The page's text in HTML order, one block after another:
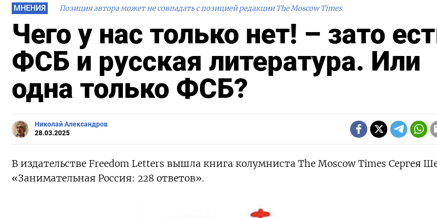
МНЕНИЯ Позиция автора может не совпадать с позицией редакции The Moscow Times.
Чего у нас только нет! – зато
ФСБ и русская литература. Или
одна только ФСБ?
Николай Александров
28.03.2025
В издательстве Freedom Letters вышла книга колумниста The Moscow Times Сергея
«Занимательная Россия: 228 ответов».